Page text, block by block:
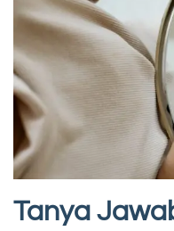
Tanya